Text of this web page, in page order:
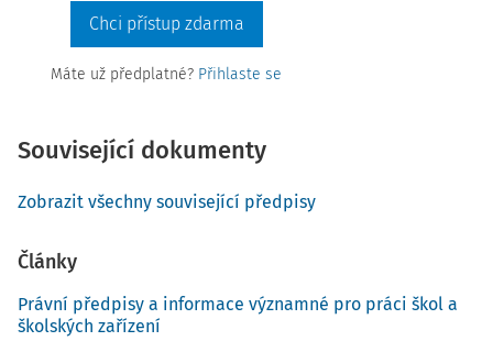
Chci přístup zdarma
Máte už předplatné? Přihlaste se
Související dokumenty
Zobrazit všechny související předpisy
Články
Právní předpisy a informace významné pro práci škol a
školských zařízení